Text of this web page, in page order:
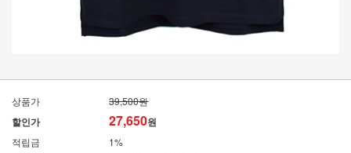
상품가 39,500원
할인가 27,650원
적립금
1%